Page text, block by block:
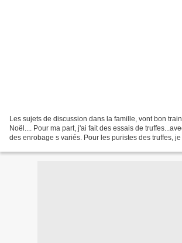
Les sujets de discussion dans la famille, vont bon
Noël.... Pour ma part, j'ai fait des essais de
des enrobage s variés. Pour les puristes des truffes, je